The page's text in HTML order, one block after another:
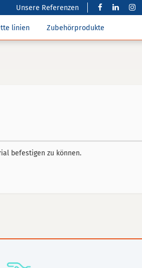
Unsere Referenzen
linien Zubehörprodukte
befestigen zu können.